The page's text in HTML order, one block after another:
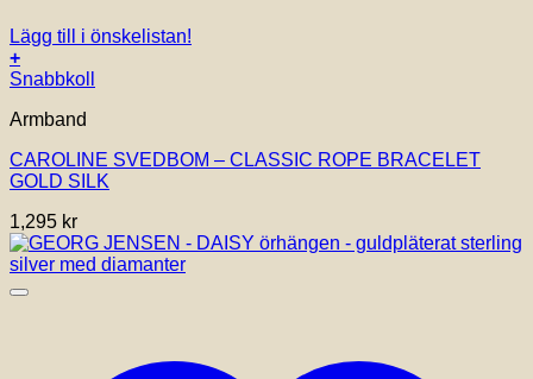
Lägg till i önskelistan!
+
Snabbkoll
Armband
CAROLINE SVEDBOM – CLASSIC ROPE BRACELET
GOLD SILK
1,295 kr